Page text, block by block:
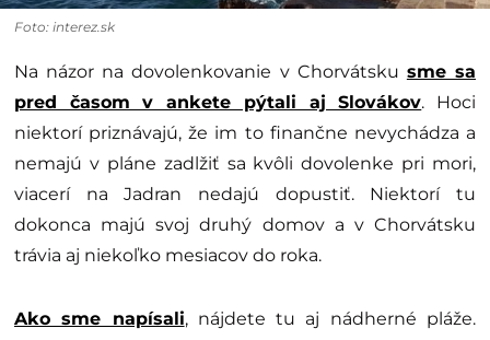
Foto: interez.sk
Na názor na dovolenkovanie v Chorvátsku sme sa
pred časom v ankete pýtali aj Slovákov. Hoci
niektorí priznávajú, že im to finančne nevychádza a
nemajú v pláne zadlžiť sa kvôli dovolenke pri mori,
viacerí na Jadran nedajú dopustiť. Niektorí tu
dokonca majú svoj druhý domov a v Chorvátsku
trávia aj niekoľko mesiacov do roka.
Ako sme napísali, nájdete tu aj nádherné pláže.